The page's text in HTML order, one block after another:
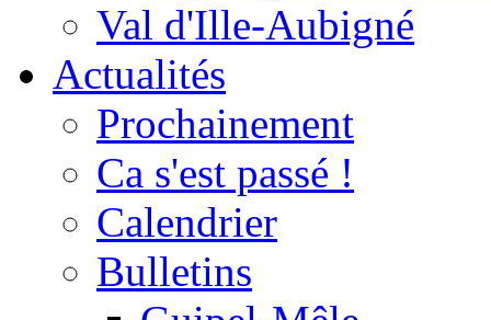
Val d'Ille-Aubigné
Actualités
Prochainement
Ca s'est passé !
Calendrier
Bulletins